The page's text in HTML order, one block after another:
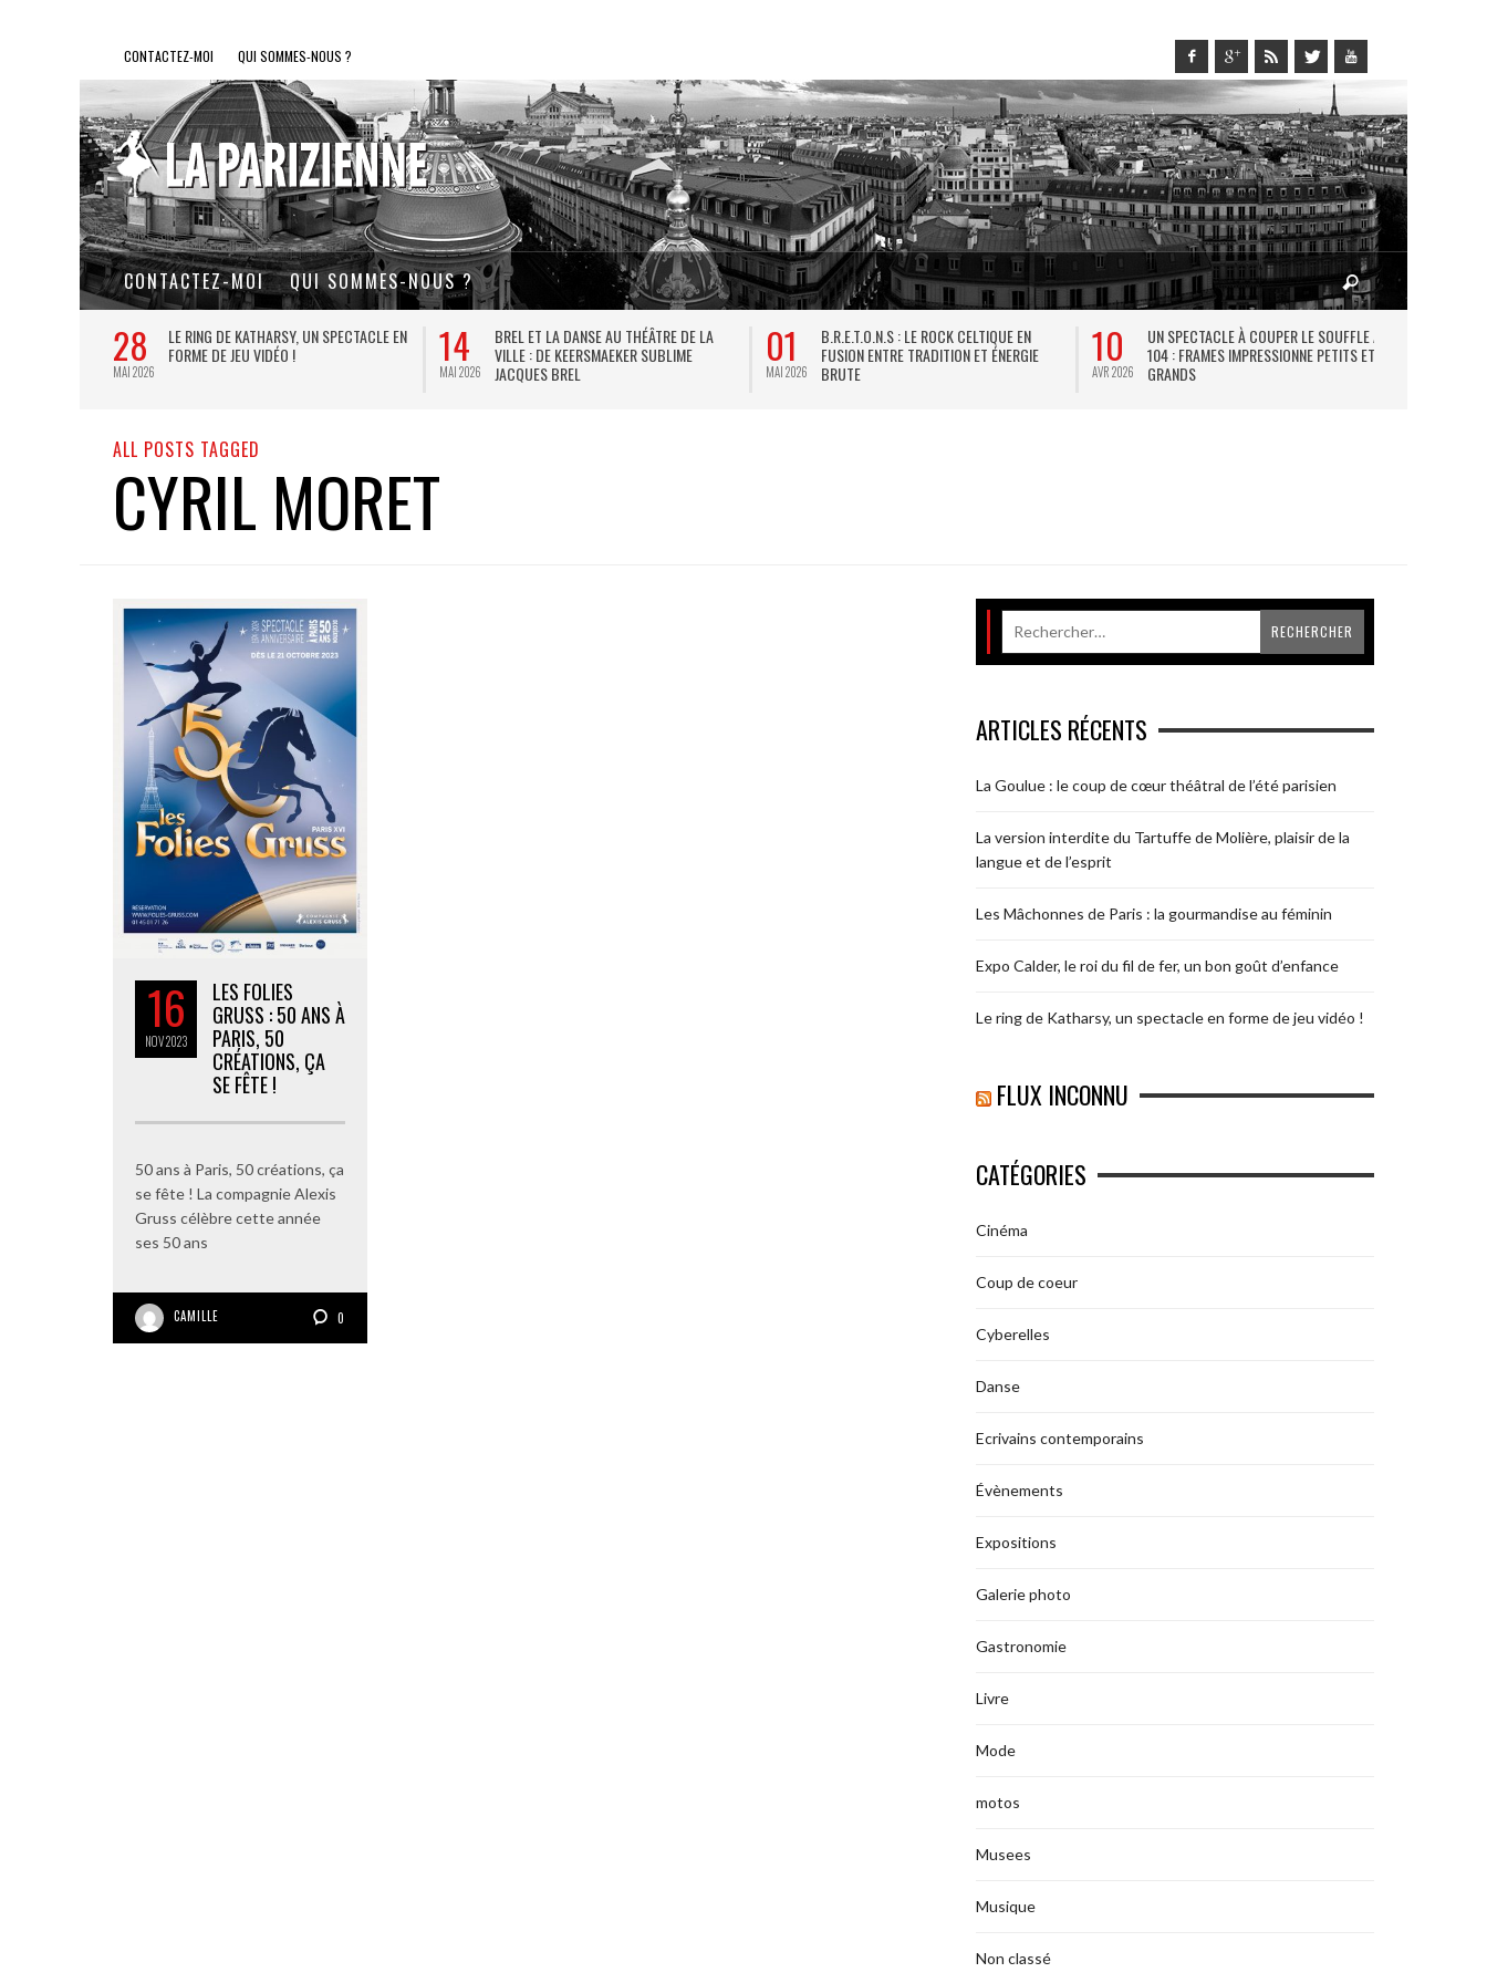
CONTACTEZ-MOI QUI SOMMES-NOUS ?
CONTACTEZ-MOI QUI SOMMES-NOUS ?
28
MAI 2026
LE RING DE KATHARSY, UN SPECTACLE EN
FORME DE JEU VIDÉO !
14
MAI 2026
BREL ET LA DANSE AU THÉÂTRE DE LA
VILLE : DE KEERSMAEKER SUBLIME
JACQUES BREL
01
MAI 2026
B.R.E.T.O.N.S : LE ROCK CELTIQUE EN
FUSION ENTRE TRADITION ET ÉNERGIE
BRUTE
10
AVR 2026
UN SPECTACLE À COUPER LE SOUFFLE AU
104 : FRAMES IMPRESSIONNE PETITS ET
GRANDS
ALL POSTS TAGGED
CYRIL MORET
16
NOV2023
LES FOLIES
GRUSS : 50 ANS À
PARIS, 50
CRÉATIONS, ÇA
SE FÊTE !
50 ans à Paris, 50 créations, ça
se fête ! La compagnie Alexis
Gruss célèbre cette année
ses 50 ans
CAMILLE 0
ARTICLES RÉCENTS
La Goulue : le coup de cœur théâtral de l’été parisien
La version interdite du Tartuffe de Molière, plaisir de la
langue et de l’esprit
Les Mâchonnes de Paris : la gourmandise au féminin
Expo Calder, le roi du fil de fer, un bon goût d’enfance
Le ring de Katharsy, un spectacle en forme de jeu vidéo !
FLUX INCONNU
CATÉGORIES
Cinéma
Coup de coeur
Cyberelles
Danse
Ecrivains contemporains
Évènements
Expositions
Galerie photo
Gastronomie
Livre
Mode
motos
Musees
Musique
Non classé